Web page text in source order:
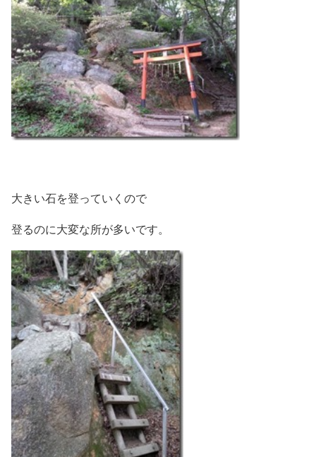
大きい石を登っていくので
登るのに大変な所が多いです。